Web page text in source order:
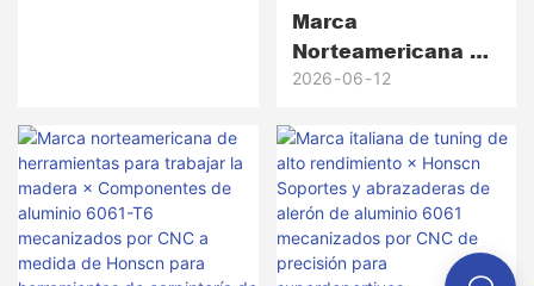
Marca
Norteamericana De
Equipamiento De
Cabezas De Putter
De Latón
Mecanizadas Por
CNC De Precisión,
Desde Prototipos
2026 06 12